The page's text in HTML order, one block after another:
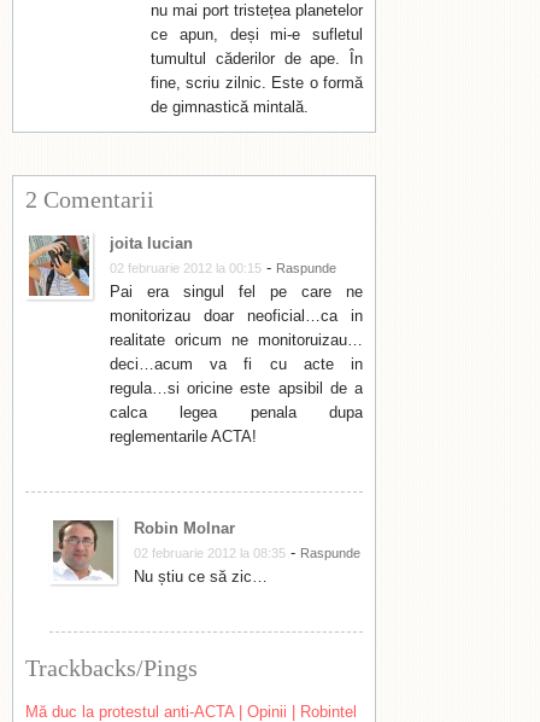
nu mai port tristețea planetelor
ce apun, deși mi-e sufletul
tumultul căderilor de ape. În
fine, scriu zilnic. Este o formă
de gimnastică mintală.
2 Comentarii
joita lucian
02 februarie 2012 la 00:15 - Raspunde
Pai era singul fel pe care ne
monitorizau doar neoficial…ca in
realitate oricum ne monitoruizau…
deci…acum va fi cu acte in
regula…si oricine este apsibil de a
calca legea penala dupa
reglementarile ACTA!
Robin Molnar
02 februarie 2012 la 08:35 - Raspunde
Nu știu ce să zic…
Trackbacks/Pings
Mă duc la protestul anti-ACTA | Opinii | Robintel